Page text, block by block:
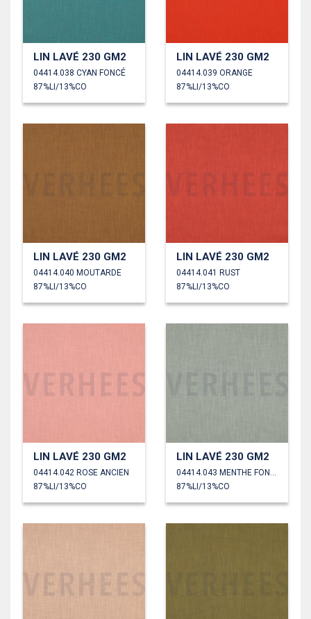
LIN LAVÉ 230 GM2
04414.038 CYAN FONCÉ
87%LI/13%CO
LIN LAVÉ 230 GM2
04414.039 ORANGE
87%LI/13%CO
LIN LAVÉ 230 GM2
04414.040 MOUTARDE
87%LI/13%CO
LIN LAVÉ 230 GM2
04414.041 RUST
87%LI/13%CO
LIN LAVÉ 230 GM2
04414.042 ROSE ANCIEN
87%LI/13%CO
LIN LAVÉ 230 GM2
87%LI/13%CO